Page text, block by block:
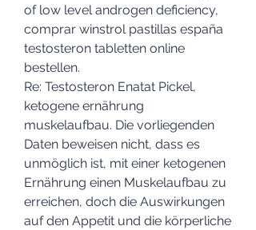
of low level androgen deficiency,
comprar winstrol pastillas españa
testosteron tabletten online
bestellen.
Re: Testosteron Enatat Pickel,
ketogene ernährung
muskelaufbau. Die vorliegenden
Daten beweisen nicht, dass es
unmöglich ist, mit einer ketogenen
Ernährung einen Muskelaufbau zu
erreichen, doch die Auswirkungen
auf den Appetit und die körperliche